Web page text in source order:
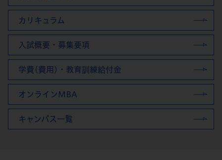
カリキュラム
入試概要・募集要項
学費(費用)・教育訓練給付金
オンラインMBA
キャンパス一覧